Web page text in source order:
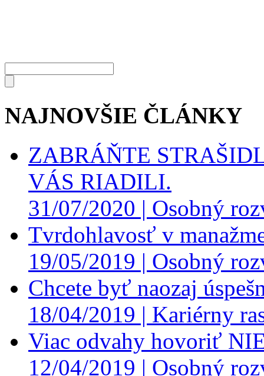
NAJNOVŠIE ČLÁNKY
ZABRÁŇTE
VÁS RIADILI.
31/07/2020 | Osobný
Tvrdohlavosť v
19/05/2019 | Osobný
Chcete byť naozaj
18/04/2019 | Kariérny
Viac odvahy hovoriť
12/04/2019 | Osobný